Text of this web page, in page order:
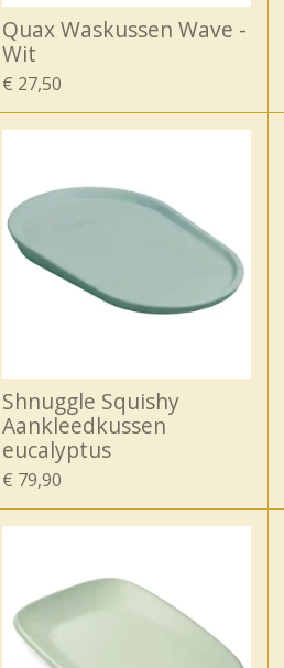
Quax Waskussen Wave -
Wit
€ 27,50
Shnuggle Squishy
Aankleedkussen
eucalyptus
€ 79,90